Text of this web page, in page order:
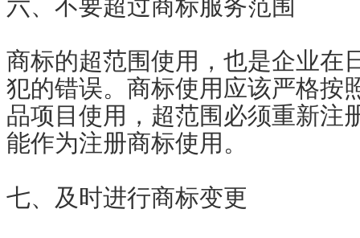
六、不要超过商标服务范围
商标的超范围使用，也是企业在
犯的错误。商标使用应该严格按
品项目使用，超范围必须重新注
能作为注册商标使用。
七、及时进行商标变更